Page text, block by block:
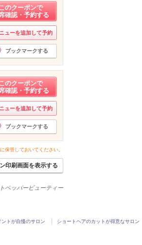
分（4）
分（2）
分（1）
分
月分（3）
月分（3）
分（3）
分（2）
分（3）
分 （7）
分（5）
分 （5）
分（3）
分 （7）
月分（6）
分
のクーポンで
確認・予約する
ューを追加して予約
ブックマークする
のクーポンで
確認・予約する
ューを追加して予約
ブックマークする
保管しておいてください。
印刷画面を表示する
ペッパービューティー
トが自慢のサロン ショートヘアのカットが得意なサロン